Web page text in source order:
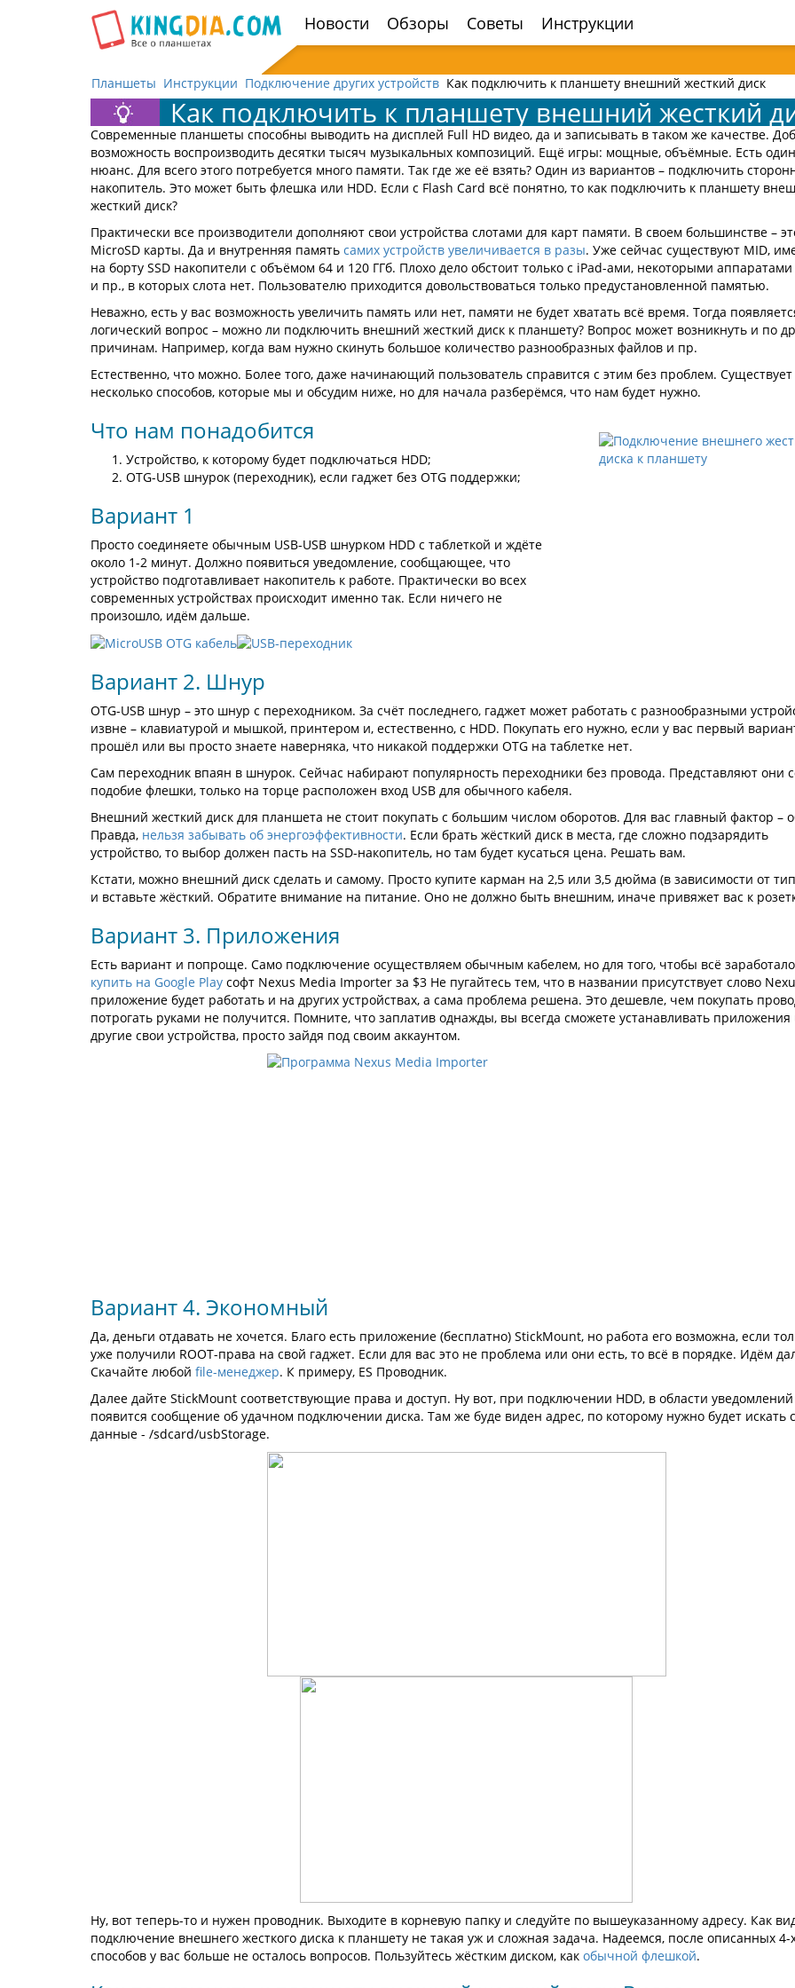
навигацию
Новости Обзоры Советы Инструкции
Планшеты Инструкции Подключение других устройств Как подключить к планшету внешний жесткий диск
Как подключить к планшету внешний жесткий
Современные планшеты способны выводить на дисплей Full HD видео, да и записывать в таком же качестве.
возможность воспроизводить десятки тысяч музыкальных композиций. Ещё игры: мощные, объёмные. Есть один
нюанс. Для всего этого потребуется много памяти. Так где же её взять? Один из вариантов – подключить
накопитель. Это может быть флешка или HDD. Если с Flash Card всё понятно, то как подключить к планшету
жесткий диск?
Практически все производители дополняют свои устройства слотами для карт памяти. В своем большинстве –
MicroSD карты. Да и внутренняя память самих устройств увеличивается в разы. Уже сейчас существуют MID,
на борту SSD накопители с объёмом 64 и 120 ГГб. Плохо дело обстоит только с iPad-ами, некоторыми
и пр., в которых слота нет. Пользователю приходится довольствоваться только предустановленной памятью.
Неважно, есть у вас возможность увеличить память или нет, памяти не будет хватать всё время. Тогда
логический вопрос – можно ли подключить внешний жесткий диск к планшету? Вопрос может возникнуть и по
причинам. Например, когда вам нужно скинуть большое количество разнообразных файлов и пр.
Естественно, что можно. Более того, даже начинающий пользователь справится с этим без проблем. Существует
несколько способов, которые мы и обсудим ниже, но для начала разберёмся, что нам будет нужно.
Что нам понадобится
Устройство, к которому будет подключаться HDD;
OTG-USB шнурок (переходник), если гаджет без OTG поддержки;
Вариант 1
Просто соединяете обычным USB-USB шнурком HDD с таблеткой и ждёте
около 1-2 минут. Должно появиться уведомление, сообщающее, что
устройство подготавливает накопитель к работе. Практически во всех
современных устройствах происходит именно так. Если ничего не
произошло, идём дальше.
Вариант 2. Шнур
OTG-USB шнур – это шнур с переходником. За счёт последнего, гаджет может работать с разнообразными
извне – клавиатурой и мышкой, принтером и, естественно, с HDD. Покупать его нужно, если у вас первый
прошёл или вы просто знаете наверняка, что никакой поддержки OTG на таблетке нет.
Сам переходник впаян в шнурок. Сейчас набирают популярность переходники без провода. Представляют они
подобие флешки, только на торце расположен вход USB для обычного кабеля.
Внешний жесткий диск для планшета не стоит покупать с большим числом оборотов. Для вас главный фактор –
Правда, нельзя забывать об энергоэффективности. Если брать жёсткий диск в места, где сложно подзарядить
устройство, то выбор должен пасть на SSD-накопитель, но там будет кусаться цена. Решать вам.
Кстати, можно внешний диск сделать и самому. Просто купите карман на 2,5 или 3,5 дюйма (в зависимости от
и вставьте жёсткий. Обратите внимание на питание. Оно не должно быть внешним, иначе привяжет вас к
Вариант 3. Приложения
Есть вариант и попроще. Само подключение осуществляем обычным кабелем, но для того, чтобы всё
купить на Google Play софт Nexus Media Importer за $3 Не пугайтесь тем, что в названии присутствует слово
приложение будет работать и на других устройствах, а сама проблема решена. Это дешевле, чем покупать
потрогать руками не получится. Помните, что заплатив однажды, вы всегда сможете устанавливать приложения
другие свои устройства, просто зайдя под своим аккаунтом.
Вариант 4. Экономный
Да, деньги отдавать не хочется. Благо есть приложение (бесплатно) StickMount, но работа его возможна, если
уже получили ROOT-права на свой гаджет. Если для вас это не проблема или они есть, то всё в порядке. Идём
Скачайте любой file-менеджер. К примеру, ES Проводник.
Далее дайте StickMount соответствующие права и доступ. Ну вот, при подключении HDD, в области уведомлений
появится сообщение об удачном подключении диска. Там же буде виден адрес, по которому нужно будет искать
данные - /sdcard/usbStorage.
Ну, вот теперь-то и нужен проводник. Выходите в корневую папку и следуйте по вышеуказанному адресу. Как
подключение внешнего жесткого диска к планшету не такая уж и сложная задача. Надеемся, после описанных 4-
способов у вас больше не осталось вопросов. Пользуйтесь жёстким диском, как обычной флешкой.